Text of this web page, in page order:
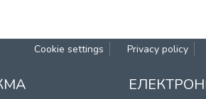
Cookie settings Privacy policy